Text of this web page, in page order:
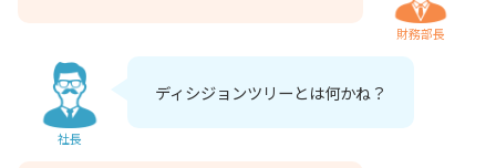
財務部長
社長
ディシジョンツリーとは何かね？